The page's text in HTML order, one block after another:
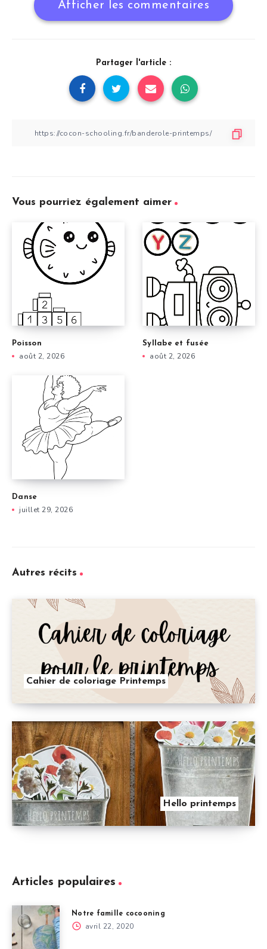
Afficher les commentaires
Partager l'article :
Vous pourriez également aimer
Poisson
août 2, 2026
Syllabe et fusée
août 2, 2026
Danse
juillet 29, 2026
Autres récits
Cahier de coloriage Printemps
Hello printemps
Articles populaires
Notre famille cocooning
avril 22, 2020